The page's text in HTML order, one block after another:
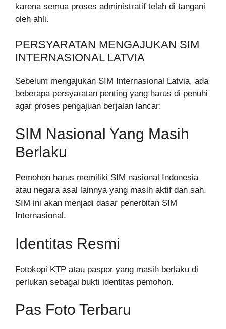
karena semua proses administratif telah di tangani
oleh ahli.
PERSYARATAN MENGAJUKAN SIM
INTERNASIONAL LATVIA
Sebelum mengajukan SIM Internasional Latvia, ada
beberapa persyaratan penting yang harus di penuhi
agar proses pengajuan berjalan lancar:
SIM Nasional Yang Masih
Berlaku
Pemohon harus memiliki SIM nasional Indonesia
atau negara asal lainnya yang masih aktif dan sah.
SIM ini akan menjadi dasar penerbitan SIM
Internasional.
Identitas Resmi
Fotokopi KTP atau paspor yang masih berlaku di
perlukan sebagai bukti identitas pemohon.
Pas Foto Terbaru